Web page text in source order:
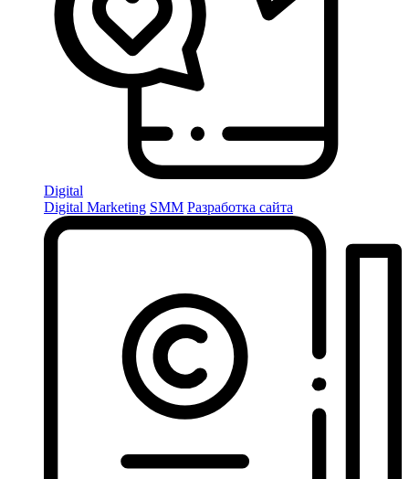
Digital
Digital Marketing SMM Разработка сайта